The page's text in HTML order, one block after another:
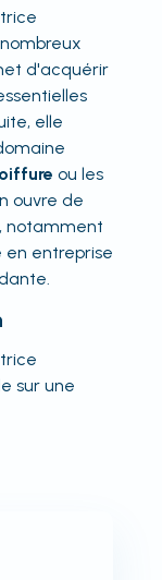
d'acquérir
elle
ou les
ouvre de
notamment
entreprise
sur une